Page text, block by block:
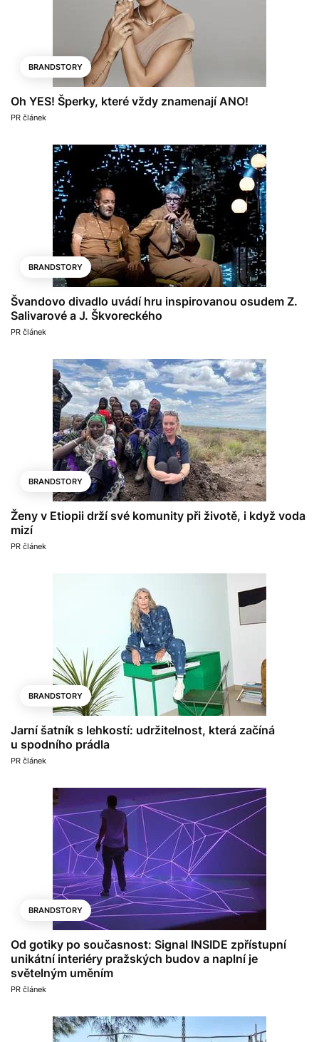
BRANDSTORY
Oh YES! Šperky, které vždy znamenají ANO!
PR článek
BRANDSTORY
Švandovo divadlo uvádí hru inspirovanou osudem Z.
Salivarové a J. Škvoreckého
PR článek
BRANDSTORY
Ženy v Etiopii drží své komunity při životě, i když voda
mizí
PR článek
BRANDSTORY
Jarní šatník s lehkostí: udržitelnost, která začíná
u spodního prádla
PR článek
BRANDSTORY
Od gotiky po současnost: Signal INSIDE zpřístupní
unikátní interiéry pražských budov a naplní je
světelným uměním
PR článek